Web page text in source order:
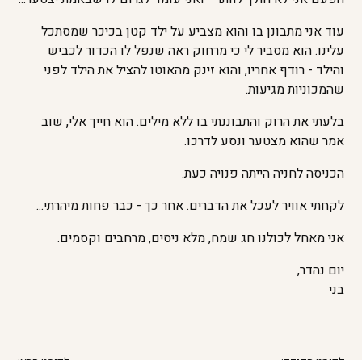
עוד אני מתבונן בו והוא מצביע על ילד קטן בכיכר שמסתכל
עלינו. הוא מסביר לי כי מרחוק ראה שנפל לו הכדור לכביש
והילד - רודף אחריו, והוא זינק מהאוטו להציל את הילד לפני
שהמכוניות מגיעות.
בלעתי את הרוק והתבוננתי בו ללא מילים. הוא חייך אלי, שוב
אמר שהוא מצטער ונסע לדרכו.
הכניסה לחניה הייתה פנויה כעת.
לקחתי אוויר לעכל את הדברים. אחר כך - כבר פחות מיהרתי...
אני מאחל לכולנו חג שמח, מלא ניסים, מרחבים וקסמים.
יום נהדר,
בני